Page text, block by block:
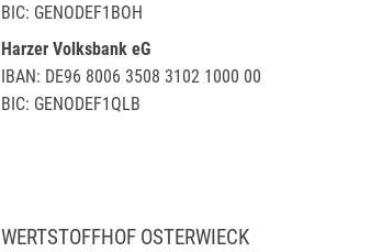
BIC: GENODEF1BOH
Harzer Volksbank eG
IBAN: DE96 8006 3508 3102 1000 00
BIC: GENODEF1QLB
WERTSTOFFHOF OSTERWIECK